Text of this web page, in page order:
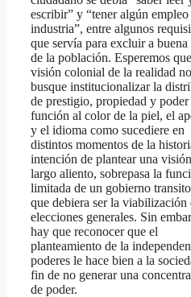
escribir” y “tener algún empleo
industria”, entre algunos
que servía para excluir a buena
de la población. Esperemos
visión colonial de la realidad no
busque institucionalizar la
de prestigio, propiedad y poder
función al color de la piel, el
y el idioma como sucediere en
distintos momentos de la
intención de plantear una
largo aliento, sobrepasa la
limitada de un gobierno
que debiera ser la viabilización
elecciones generales. Sin
hay que reconocer que el
planteamiento de la
poderes le hace bien a la
fin de no generar una
de poder.